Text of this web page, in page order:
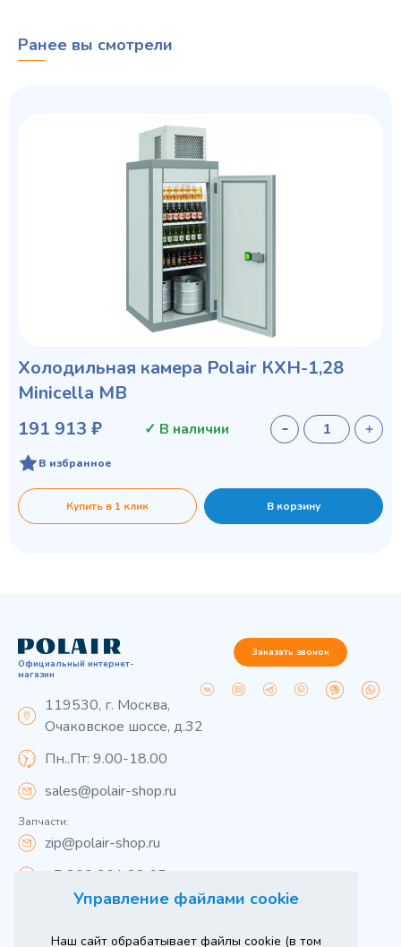
Управление файлами cookie
Наш сайт обрабатывает файлы cookie (в том
Ранее вы смотрели
Холодильная камера Polair КХН-1,28
Minicella МB
191 913 ₽
✓ В наличии
В избранное
Купить в 1 клик В корзину
Официальный интернет-
магазин
119530, г. Москва,
Очаковское шоссе, д.32
Пн..Пт: 9.00-18.00
sales@polair-shop.ru
Запчасти:
zip@polair-shop.ru
+7 800 301 33 65
Заказать звонок
Вся информация на сайте о товарах носит